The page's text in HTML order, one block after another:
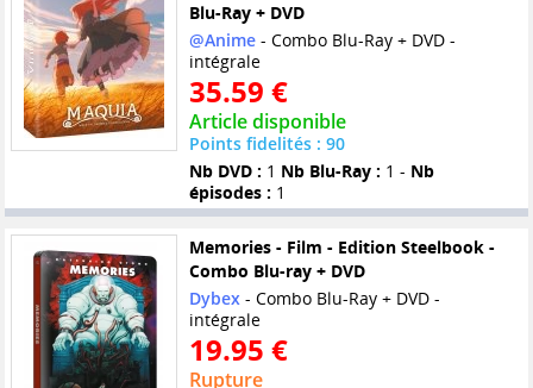
Blu-Ray + DVD
@Anime- Combo Blu-Ray + DVD -
intégrale
35.59 €
Article disponible
Points fidelités : 90
Nb DVD : 1 Nb Blu-Ray : 1 - Nb
épisodes : 1
Memories - Film - Edition Steelbook -
Combo Blu-ray + DVD
Dybex - Combo Blu-Ray + DVD -
intégrale
19.95 €
Rupture